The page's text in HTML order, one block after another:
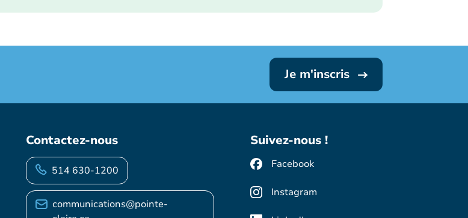
Je m'inscris
Contactez-nous
514 630-1200
communications@pointe-
Suivez-nous !
Facebook
Instagram